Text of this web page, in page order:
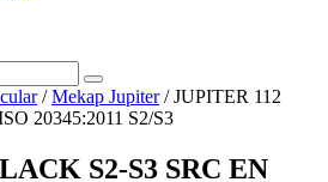
/Mekap Jupiter/ JUPITER 112
20345:2011 S2/S3
S2-S3 SRC EN